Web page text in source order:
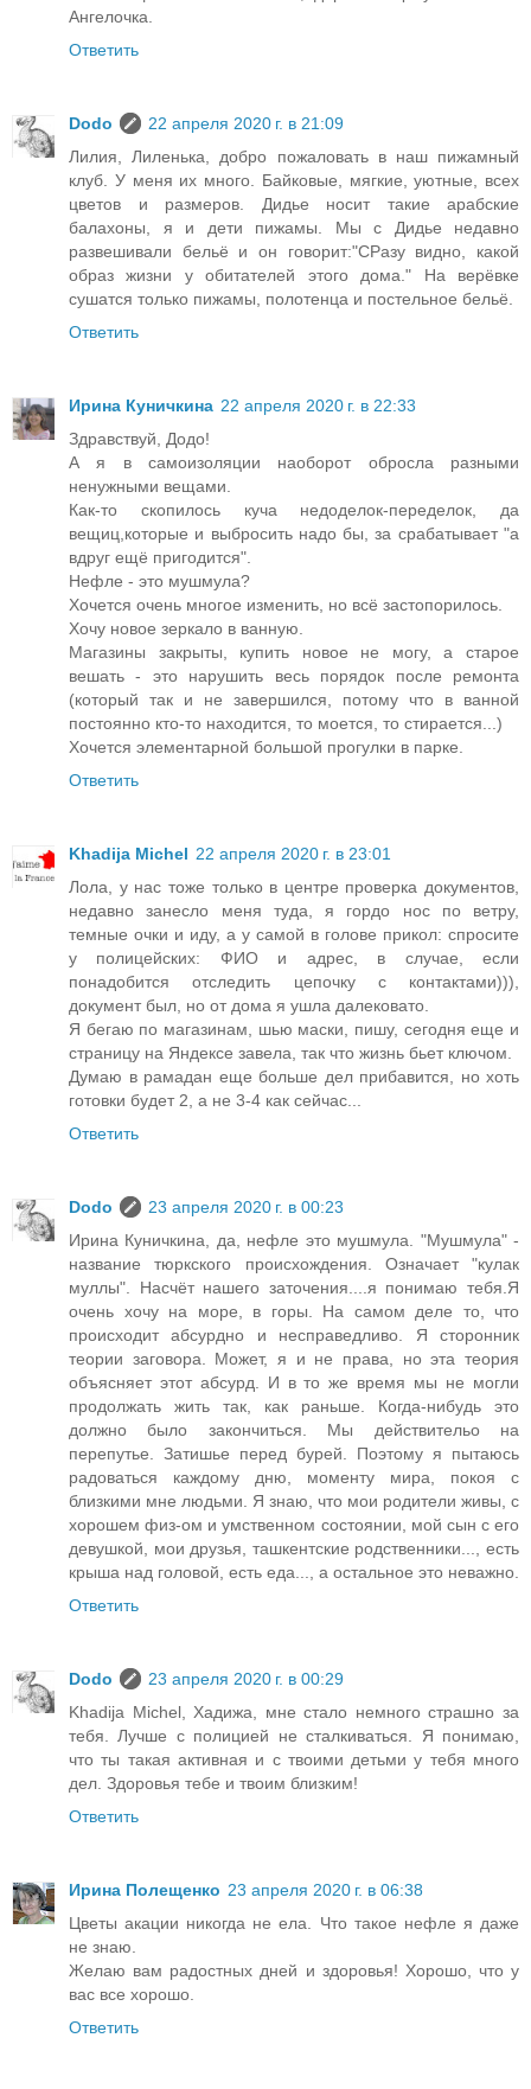
Ангелочка.
Ответить
Dodo
22 апреля 2020 г. в 21:09
Лилия, Лиленька, добро пожаловать в наш пижамный
клуб. У меня их много. Байковые, мягкие, уютные, всех
цветов и размеров. Дидье носит такие арабские
балахоны, я и дети пижамы. Мы с Дидье недавно
развешивали бельё и он говорит:"СРазу видно, какой
образ жизни у обитателей этого дома." На верёвке
сушатся только пижамы, полотенца и постельное бельё.
Ответить
Ирина Куничкина 22 апреля 2020 г. в 22:33
Здравствуй, Додо!
А я в самоизоляции наоборот обросла разными
ненужными вещами.
Как-то скопилось куча недоделок-переделок, да
вещиц,которые и выбросить надо бы, за срабатывает "а
вдруг ещё пригодится".
Нефле - это мушмула?
Хочется очень многое изменить, но всё застопорилось.
Хочу новое зеркало в ванную.
Магазины закрыты, купить новое не могу, а старое
вешать - это нарушить весь порядок после ремонта
(который так и не завершился, потому что в ванной
постоянно кто-то находится, то моется, то стирается...)
Хочется элементарной большой прогулки в парке.
Ответить
Khadija Michel 22 апреля 2020 г. в 23:01
Лола, у нас тоже только в центре проверка документов,
недавно занесло меня туда, я гордо нос по ветру,
темные очки и иду, а у самой в голове прикол: спросите
у полицейских: ФИО и адрес, в случае, если
понадобится отследить цепочку с контактами))),
документ был, но от дома я ушла далековато.
Я бегаю по магазинам, шью маски, пишу, сегодня еще и
страницу на Яндексе завела, так что жизнь бьет ключом.
Думаю в рамадан еще больше дел прибавится, но хоть
готовки будет 2, а не 3-4 как сейчас...
Ответить
Dodo
23 апреля 2020 г. в 00:23
Ирина Куничкина, да, нефле это мушмула. "Мушмула" -
название тюркского происхождения. Означает "кулак
муллы". Насчёт нашего заточения....я понимаю тебя.Я
очень хочу на море, в горы. На самом деле то, что
происходит абсурдно и несправедливо. Я сторонник
теории заговора. Может, я и не права, но эта теория
объясняет этот абсурд. И в то же время мы не могли
продолжать жить так, как раньше. Когда-нибудь это
должно было закончиться. Мы действительо на
перепутье. Затишье перед бурей. Поэтому я пытаюсь
радоваться каждому дню, моменту мира, покоя с
близкими мне людьми. Я знаю, что мои родители живы, с
хорошем физ-ом и умственном состоянии, мой сын с его
девушкой, мои друзья, ташкентские родственники..., есть
крыша над головой, есть еда..., а остальное это неважно.
Ответить
Dodo
23 апреля 2020 г. в 00:29
Khadija Michel, Хадижа, мне стало немного страшно за
тебя. Лучше с полицией не сталкиваться. Я понимаю,
что ты такая активная и с твоими детьми у тебя много
дел. Здоровья тебе и твоим близким!
Ответить
Ирина Полещенко 23 апреля 2020 г. в 06:38
Цветы акации никогда не ела. Что такое нефле я даже
не знаю.
Желаю вам радостных дней и здоровья! Хорошо, что у
вас все хорошо.
Ответить